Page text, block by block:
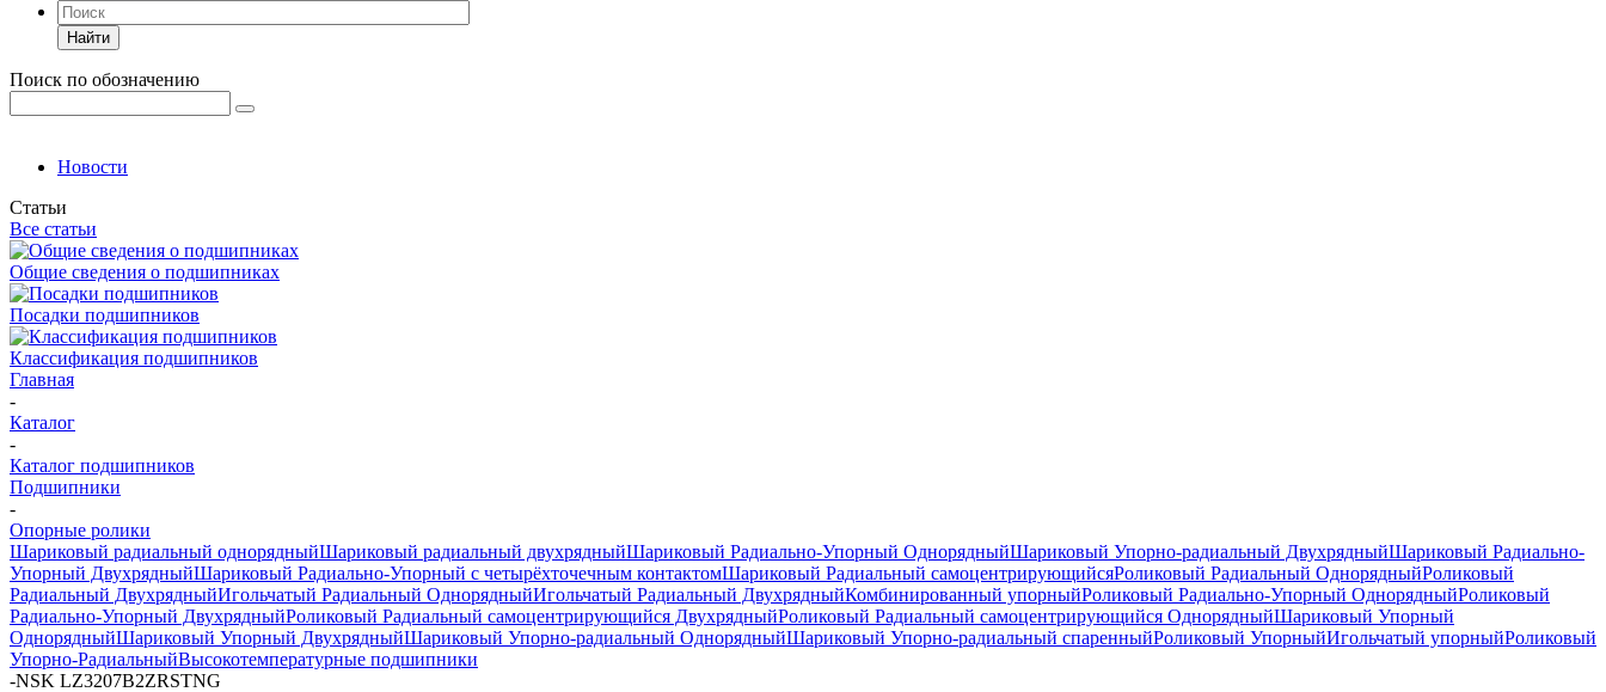
Найти
Поиск по обозначению
Новости
Статьи
Все статьи
Общие сведения о подшипниках
Посадки подшипников
Классификация подшипников
Главная
-
Каталог
-
Каталог подшипников
Подшипники
-
Опорные ролики
Шариковый радиальный однорядныйШариковый радиальный двухрядныйШариковый Радиально-Упорный ОднорядныйШариковый Упорно-радиальный ДвухрядныйШариковый Радиально-
Упорный ДвухрядныйШариковый Радиально-Упорный с четырёхточечным контактомШариковый Радиальный самоцентрирующийсяРоликовый Радиальный ОднорядныйРоликовый
Радиальный ДвухрядныйИгольчатый Радиальный ОднорядныйИгольчатый Радиальный ДвухрядныйКомбинированный упорныйРоликовый Радиально-Упорный ОднорядныйРоликовый
Радиально-Упорный ДвухрядныйРоликовый Радиальный самоцентрирующийся ДвухрядныйРоликовый Радиальный самоцентрирующийся ОднорядныйШариковый Упорный
ОднорядныйШариковый Упорный ДвухрядныйШариковый Упорно-радиальный ОднорядныйШариковый Упорно-радиальный спаренныйРоликовый УпорныйИгольчатый упорныйРоликовый
Упорно-РадиальныйВысокотемпературные подшипники
-NSK LZ3207B2ZRSTNG